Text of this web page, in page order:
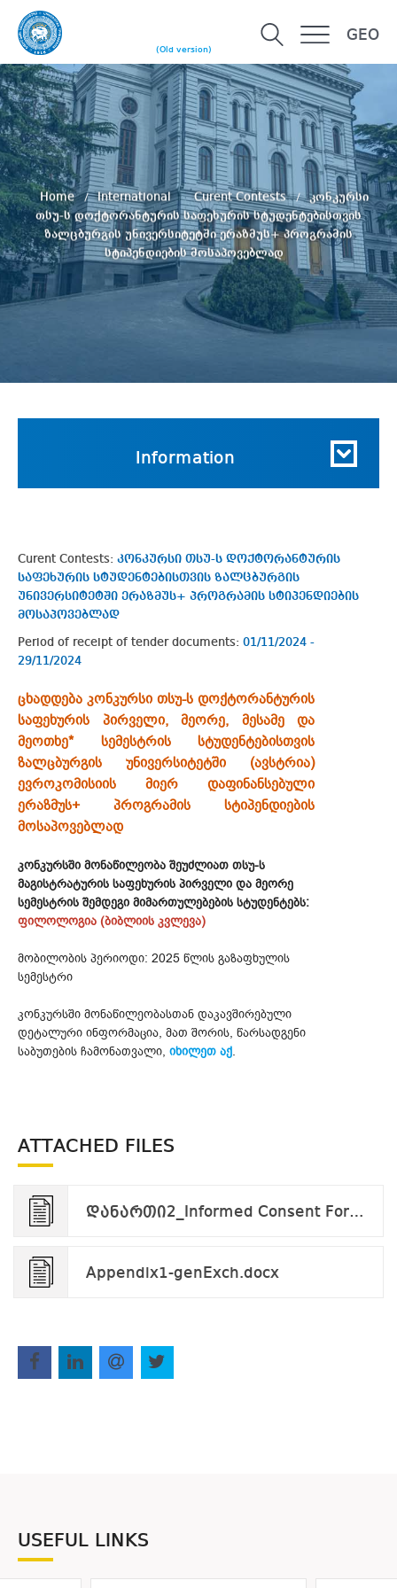
(Old version)
GEO
Home International Curent Contests
კონკურსი
თსუ-ს დოქტორანტურის საფეხურის სტუდენტებისთვის
ზალცბურგის უნივერსიტეტში ერაზმუს+ პროგრამის
სტიპენდიების მოსაპოვებლად
Information
Curent Contests: კონკურსი თსუ-ს დოქტორანტურის
საფეხურის სტუდენტებისთვის ზალცბურგის
უნივერსიტეტში ერაზმუს+ პროგრამის სტიპენდიების
მოსაპოვებლად
Period of receipt of tender documents: 01/11/2024 -
29/11/2024
ცხადდება კონკურსი თსუ-ს დოქტორანტურის
საფეხურის პირველი, მეორე, მესამე და
მეოთხე* სემესტრის სტუდენტებისთვის
ზალცბურგის უნივერსიტეტში (ავსტრია)
ევროკომისიის მიერ დაფინანსებული
ერაზმუს+ პროგრამის სტიპენდიების
მოსაპოვებლად
კონკურსში მონაწილეობა შეუძლიათ თსუ-ს
მაგისტრატურის საფეხურის პირველი და მეორე
სემესტრის შემდეგი მიმართულებების სტუდენტებს:
ფილოლოგია (ბიბლიის კვლევა)
მობილობის პერიოდი: 2025 წლის გაზაფხულის
სემესტრი
კონკურსში მონაწილეობასთან დაკავშირებული
დეტალური ინფორმაცია, მათ შორის, წარსადგენი
საბუთების ჩამონათვალი, იხილეთ აქ.
ATTACHED FILES
დანართი2_Informed Consent Form_applicant_v.09.24.pdf
Appendix1-genExch.docx
USEFUL LINKS